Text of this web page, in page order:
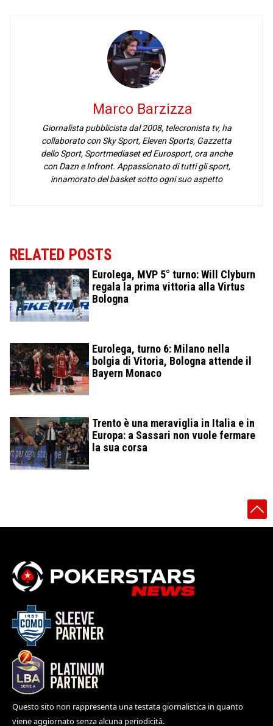
Marco Barzizza
Giornalista pubblicista dal 2008, telecronista tv, ha
collaborato con Sky Sport, Eleven Sports, Gazzetta
dello Sport, Sportmediaset ed Eurosport, ora anche
con Dazn e Infront. Appassionato di tutti gli sport,
innamorato del basket sotto ogni suo aspetto
RELATED POSTS
Eurolega, MVP 5° turno: Will Clyburn
regala la prima vittoria alla Virtus
Bologna
Eurolega, turno 6: Milano nella
bolgia di Vitoria, Bologna attende il
Bayern Monaco
Trento è una meraviglia in Italia e in
Europa: a Sassari non vuole fermare
la sua corsa
Questo sito non rappresenta una testata giornalistica in quanto
viene aggiornato senza alcuna periodicità.